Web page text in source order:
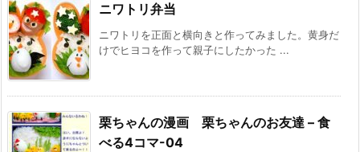
ニワトリ弁当
ニワトリを正面と横向きと作ってみました。黄身だ
けでヒヨコを作って親子にしたかった ...
栗ちゃんの漫画 栗ちゃんのお友達 – 食
べる4コマ-04